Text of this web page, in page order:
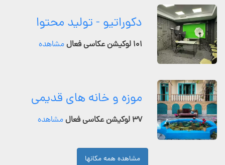
دکوراتیو - تولید محتوا
۱۰۱ لوکیشن عکاسی فعال مشاهده
موزه و خانه های قدیمی
۳۷ لوکیشن عکاسی فعال مشاهده
مشاهده همه مکانها